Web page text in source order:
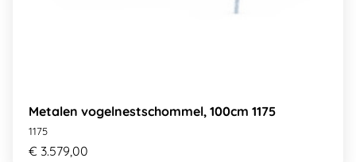
Metalen vogelnestschommel, 100cm 1175
1175
€ 3.579,00